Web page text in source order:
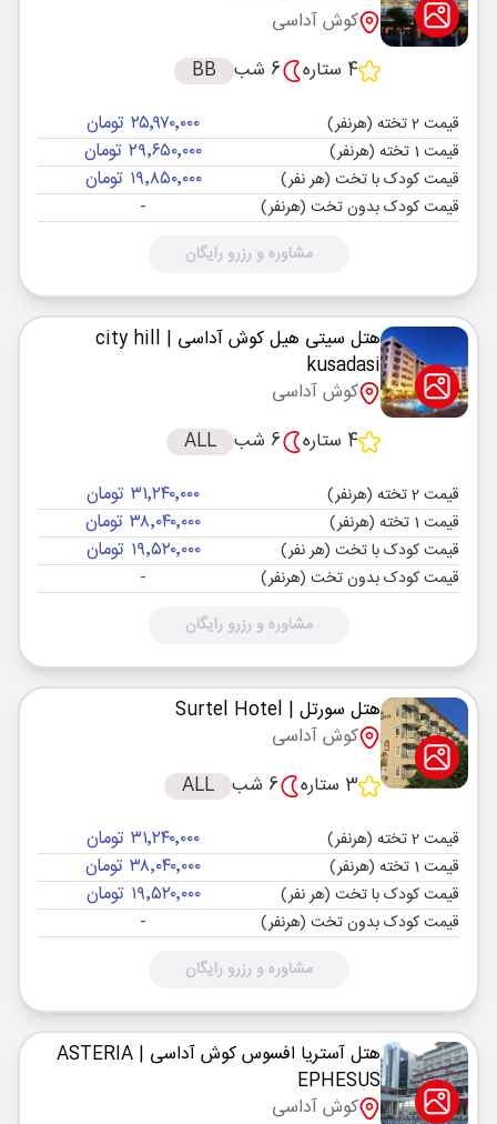
کوش آداسی
4 ستاره
6 شب BB
قیمت 2 تخته (هرنفر) ۲۵٬۹۷۰٬۰۰۰ تومان
قیمت 1 تخته (هرنفر) ۲۹٬۶۵۰٬۰۰۰ تومان
قیمت کودک با تخت (هر نفر) ۱۹٬۸۵۰٬۰۰۰ تومان
قیمت کودک بدون تخت (هرنفر) -
مشاوره و رزرو رایگان
هتل سیتی هیل کوش آداسی
| city hill
kusadasi
کوش آداسی
4 ستاره
6 شب ALL
قیمت 2 تخته (هرنفر) ۳۱٬۲۴۰٬۰۰۰ تومان
قیمت 1 تخته (هرنفر) ۳۸٬۰۴۰٬۰۰۰ تومان
قیمت کودک با تخت (هر نفر) ۱۹٬۵۲۰٬۰۰۰ تومان
قیمت کودک بدون تخت (هرنفر) -
مشاوره و رزرو رایگان
هتل سورتل | Surtel Hotel
کوش آداسی
3 ستاره
6 شب ALL
قیمت 2 تخته (هرنفر) ۳۱٬۲۴۰٬۰۰۰ تومان
قیمت 1 تخته (هرنفر) ۳۸٬۰۴۰٬۰۰۰ تومان
قیمت کودک با تخت (هر نفر) ۱۹٬۵۲۰٬۰۰۰ تومان
قیمت کودک بدون تخت (هرنفر) -
مشاوره و رزرو رایگان
هتل آستریا افسوس کوش آداسی
| ASTERIA
EPHESUS
کوش آداسی